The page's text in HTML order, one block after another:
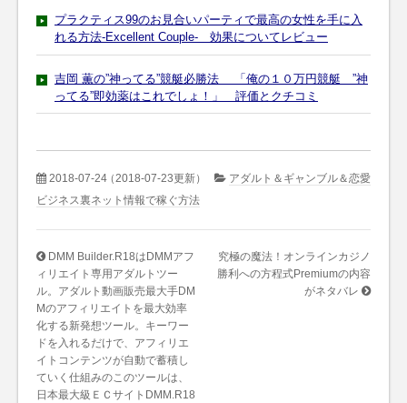
プラクティス99のお見合いパーティで最高の女性を手に入
れる方法-Excellent Couple- 効果についてレビュー
吉岡 薫の”神ってる”競艇必勝法 「俺の１０万円競艇 ”神
ってる”即効薬はこれでしょ！」 評価とクチコミ
2018-07-24（2018-07-23更新）
アダルト＆ギャンブル＆恋愛
ビジネス裏ネット情報で稼ぐ方法
DMM Builder.R18はDMMアフ
ィリエイト専用アダルトツー
ル。アダルト動画販売最大手DM
Mのアフィリエイトを最大効率
化する新発想ツール。キーワー
ドを入れるだけで、アフィリエ
イトコンテンツが自動で蓄積し
ていく仕組みのこのツールは、
日本最大級ＥＣサイトDMM.R18
究極の魔法！オンラインカジノ
勝利への方程式Premiumの内容
がネタバレ